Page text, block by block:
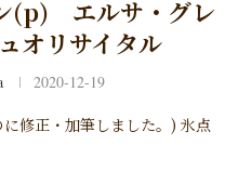
(p) エルサ・グレ
オリサイタル
2020-12-19
修正・加筆しました。) 氷点